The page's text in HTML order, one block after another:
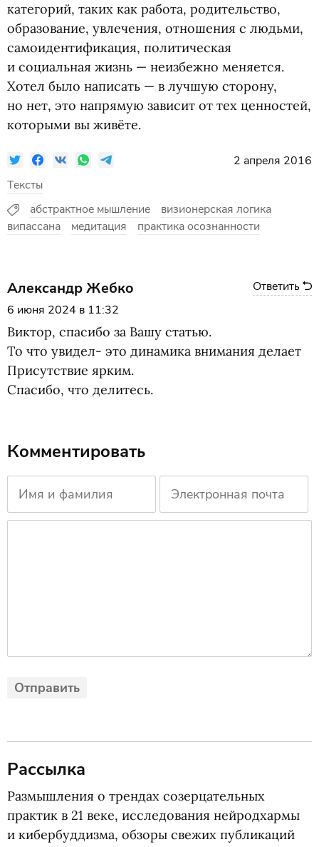
категорий, таких как работа, родительство,
образование, увлечения, отношения с людьми,
самоидентификация, политическая
и социальная жизнь — неизбежно меняется.
Хотел было написать — в лучшую сторону,
но нет, это напрямую зависит от тех ценностей,
которыми вы живёте.
2 апреля 2016
Тексты
абстрактное мышление
визионерская логика
випассана
медитация практика осознанности
Ответить
Александр Жебко
6 июня 2024 в 11:32
Виктор, спасибо за Вашу статью.
То что увидел- это динамика внимания делает
Присутствие ярким.
Спасибо, что делитесь.
Комментировать
Рассылка
Размышления о трендах созерцательных
практик в 21 веке, исследования нейродхармы
и кибербуддизма, обзоры свежих публикаций